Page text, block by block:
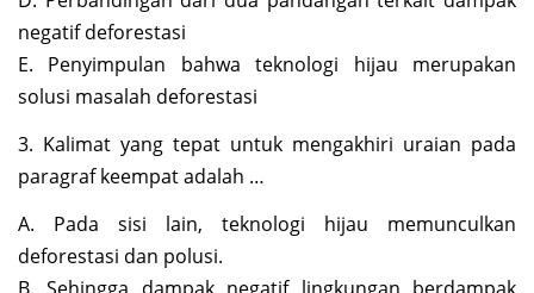
negatif deforestasi
E. Penyimpulan bahwa teknologi hijau merupakan
solusi masalah deforestasi
3. Kalimat yang tepat untuk mengakhiri uraian pada
paragraf keempat adalah …
A. Pada sisi lain, teknologi hijau memunculkan
deforestasi dan polusi.